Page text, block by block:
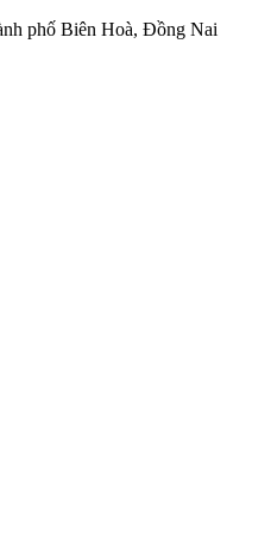
phố Biên Hoà, Đồng Nai